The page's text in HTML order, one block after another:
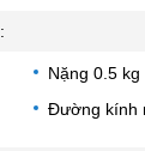
:
Nặng 0.5 kg
Đường kính